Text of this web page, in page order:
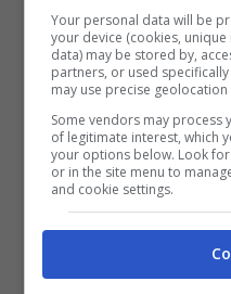
Daniela Ferolla e
rapporto – Fonte: Ansa –
I due hanno molte
Your personal data will be
your device (cookies,
data) may be stored by,
partners, or used
may use precise geolocation
Some vendors may
of legitimate interest, which
your options below. Look
or in the site menu to
and cookie settings.